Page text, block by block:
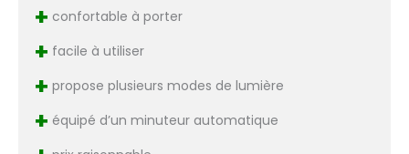
+ confortable à porter
+ facile à utiliser
+ propose plusieurs modes de lumière
+ équipé d’un minuteur automatique